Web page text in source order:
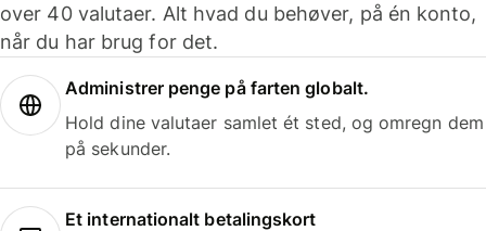
over 40 valutaer. Alt hvad du behøver, på én konto,
når du har brug for det.
Administrer penge på farten globalt.
Hold dine valutaer samlet ét sted, og omregn dem
på sekunder.
Et internationalt betalingskort